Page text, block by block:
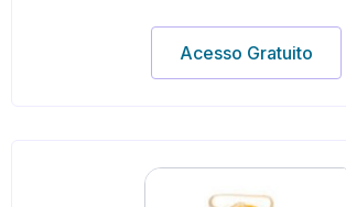
Acesso Gratuito